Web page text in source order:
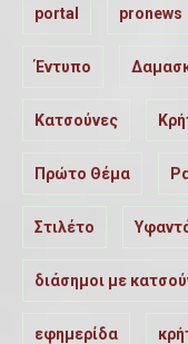
portal pronews
Έντυπο
Κατσούνες
Πρώτο Θέμα
Στιλέτο
διάσημοι με
εφημερίδα